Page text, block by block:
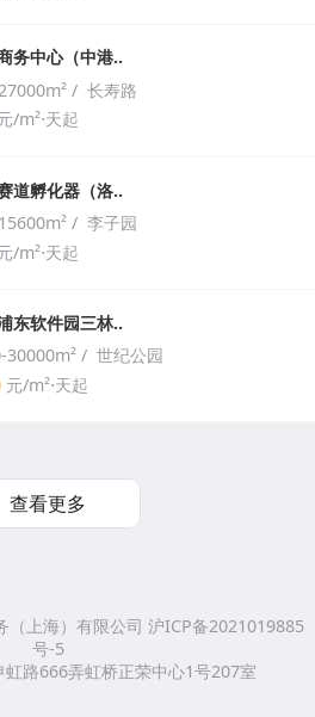
务中心（中港..
/ 长寿路
/m²⋅天起
道孵化器（洛..
/ 李子园
/m²⋅天起
东软件园三林..
30000m² / 世纪公园
元/m²⋅天起
查看更多
上海）有限公司 沪ICP备2021019885
号-5
路666弄虹桥正荣中心1号207室